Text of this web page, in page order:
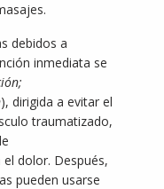
debidos a
inmediata se
), dirigida a evitar el
traumatizado,
dolor. Después,
pueden usarse